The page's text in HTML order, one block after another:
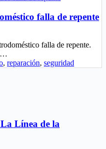
falla de repente
falla de repente.
, reparación, seguridad
Línea de la